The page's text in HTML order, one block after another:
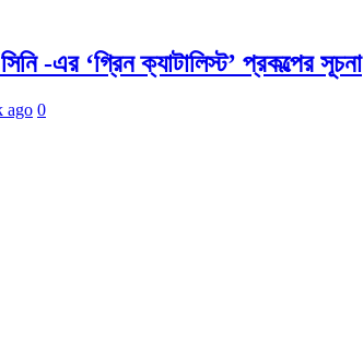
-এর ‘গ্রিন ক্যাটালিস্ট’ প্রকল্পের সূচনা
ago 0